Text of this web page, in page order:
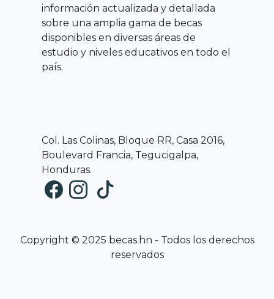
información actualizada y detallada
sobre una amplia gama de becas
disponibles en diversas áreas de
estudio y niveles educativos en todo el
país.
Col. Las Colinas, Bloque RR, Casa 2016,
Boulevard Francia, Tegucigalpa,
Honduras.
Copyright © 2025 becas.hn - Todos los derechos
reservados